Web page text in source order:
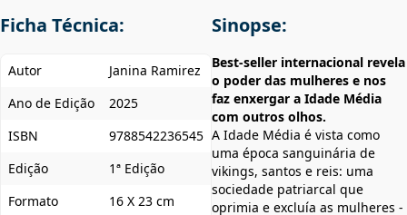
Ficha Técnica:
Autor
Janina Ramirez
Ano de Edição
2025
ISBN
9788542236545
Edição
1ª Edição
Formato
16 X 23 cm
Sinopse:
Best-seller internacional revela
o poder das mulheres e nos
faz enxergar a Idade Média
com outros olhos.
A Idade Média é vista como
uma época sanguinária de
vikings, santos e reis: uma
sociedade patriarcal que
oprimia e excluía as mulheres -